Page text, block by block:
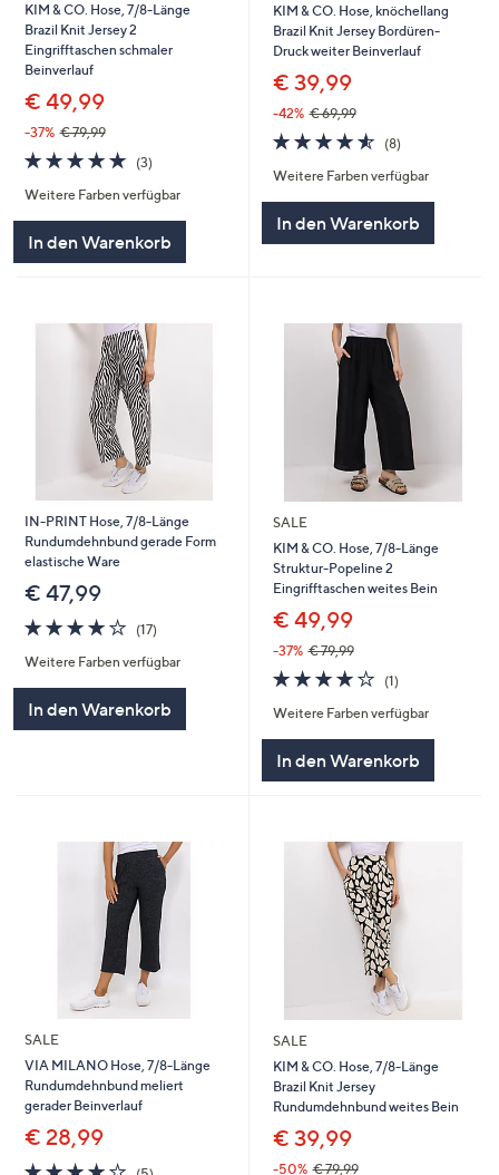
KIM & CO. Hose, 7/8-Länge
Brazil Knit Jersey 2
Eingrifftaschen schmaler
Beinverlauf
€ 49,99
-37% € 79,99
4.7
von
5
(3)3
Weitere Farben verfügbar
In den Warenkorb
KIM & CO. Hose, knöchellang
Brazil Knit Jersey Bordüren-
Druck weiter Beinverlauf
€ 39,99
-42% € 69,99
4.5
von
5
(8)8
Weitere Farben verfügbar
In den Warenkorb
IN-PRINT Hose, 7/8-Länge
Rundumdehnbund gerade Form
elastische Ware
€ 47,99
4.2
von
5
(17)17
Weitere Farben verfügbar
In den Warenkorb
SALE
KIM & CO. Hose, 7/8-Länge
Struktur-Popeline 2
Eingrifftaschen weites Bein
€ 49,99
-37% € 79,99
4.0
von
5
(1)1
Weitere Farben verfügbar
In den Warenkorb
SALE
VIA MILANO Hose, 7/8-Länge
Rundumdehnbund meliert
gerader Beinverlauf
€ 28,99
4.05
SALE
KIM & CO. Hose, 7/8-Länge
Brazil Knit Jersey
Rundumdehnbund weites Bein
€ 39,99
-50% € 79,99